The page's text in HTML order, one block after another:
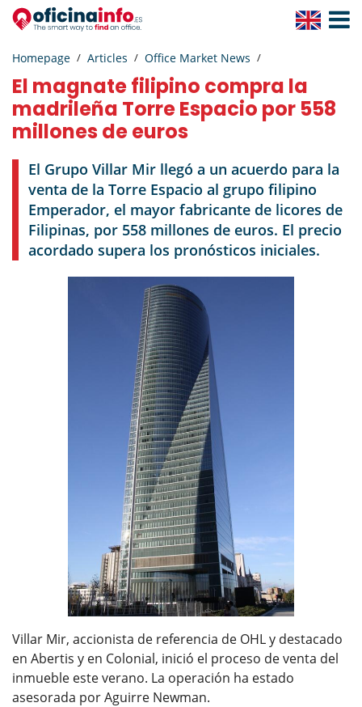
Toggle
Homepage Articles Office Market News
El magnate filipino compra la
madrileña Torre Espacio por 558
millones de euros
El Grupo Villar Mir llegó a un acuerdo para la
venta de la Torre Espacio al grupo filipino
Emperador, el mayor fabricante de licores de
Filipinas, por 558 millones de euros. El precio
acordado supera los pronósticos iniciales.
Villar Mir, accionista de referencia de OHL y destacado
en Abertis y en Colonial, inició el proceso de venta del
inmueble este verano. La operación ha estado
asesorada por Aguirre Newman.